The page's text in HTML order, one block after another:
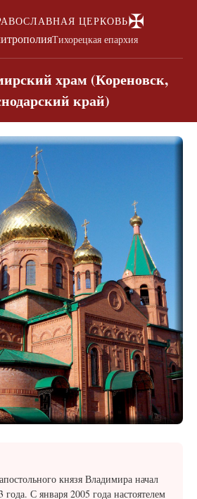
ЦЕРКОВЬ✠
Тихорецкая епархия
храм (Кореновск,
край)
князя Владимира начал
года. С января 2005 года настоятелем